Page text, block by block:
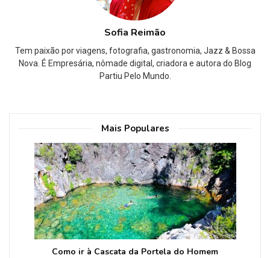
Sofia Reimão
Tem paixão por viagens, fotografia, gastronomia, Jazz & Bossa
Nova. É Empresária, nômade digital, criadora e autora do Blog
Partiu Pelo Mundo.
Mais Populares
Como ir à Cascata da Portela do Homem